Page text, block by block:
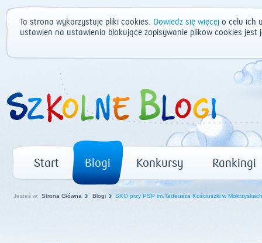
Ta strona wykorzystuje pliki cookies. Dowiedz się więcej o celu ich
ustawień na ustawienia blokujące zapisywanie plików cookies
Start Blogi Konkursy Rankingi
Jesteś w: Strona Główna Blogi SKO przy PSP im.Tadeusza Kościuszki w Mokrzyskach